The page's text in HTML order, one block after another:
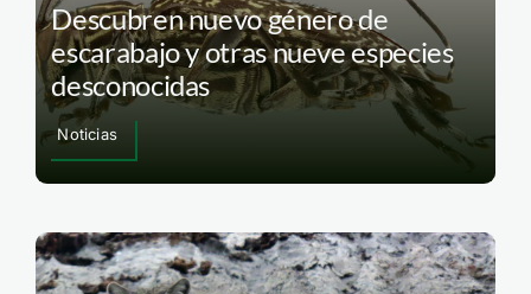
Descubren nuevo género de
escarabajo y otras nueve especies
desconocidas
Noticias